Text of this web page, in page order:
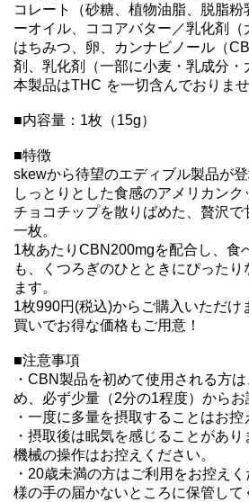
コレート（砂糖、植物油脂、脱脂粉
ーオイル、ココアバター／乳化剤（
はちみつ、卵、カンナビノール（
剤、乳化剤（一部に小麦・乳成分
本製品はTHC を一切含んでおりませ
■内容量：1枚（15g）
■特徴
skewから待望のエディブル製品が登
しっとりとした食感のアメリカン
チョコチップを散りばめた、贅沢で
一枚。
1枚あたりCBN200mgを配合し、食
も、くつろぎのひとときにぴった
ます。
1枚990円(税込)からご購入いただけ
買いでお得な価格もご用意！
■注意事項
・CBN製品を初めて使用される方
め、必ず少量（2分の1程度）からお
・一度に多量を摂取することはお控
・摂取後は眠気を感じることがあ
機械の操作はお控えください。
・20歳未満の方はご利用をお控え
様の手の届かないところに保管して